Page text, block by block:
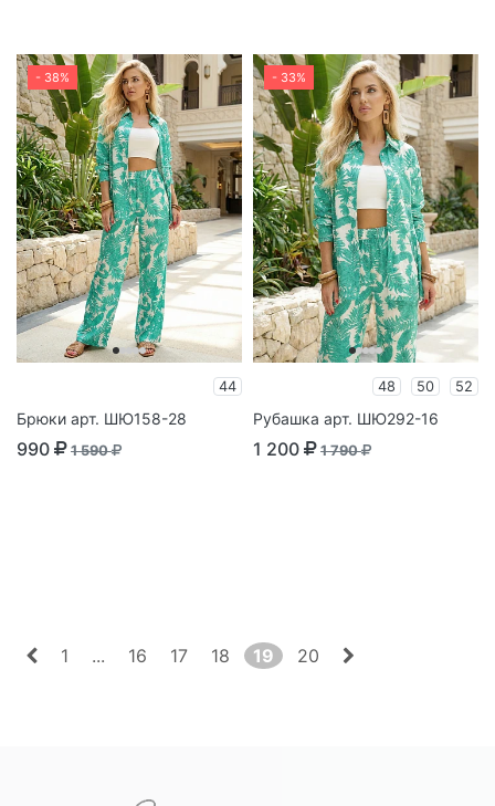
- 38%
44
Брюки арт. ШЮ158-28
990 1 590
- 33%
48 50 52
Рубашка арт. ШЮ292-16
1 200 1 790
1 ... 16 17 18 19 20